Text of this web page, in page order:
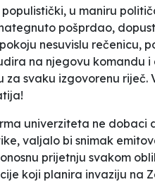
populistički, u maniru
pošprdao,
nesuvislu rečenicu,
na njegovu komandu i
za svaku izgovorenu riječ.
univerziteta ne dobaci
valjalo bi snimak
prijetnju svakom
koji planira invaziju na